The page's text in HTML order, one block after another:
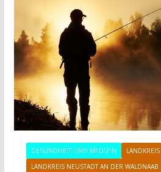
GESUNDHEIT UND MEDIZIN
LANDKREIS NEUSTADT AN DER WALDNAAB